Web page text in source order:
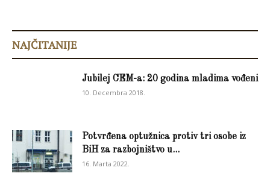
NAJČITANIJE
Jubilej CEM-a: 20 godina mladima vođeni
10. Decembra 2018.
Potvrđena optužnica protiv tri osobe iz
BiH za razbojništvo u...
16. Marta 2022.